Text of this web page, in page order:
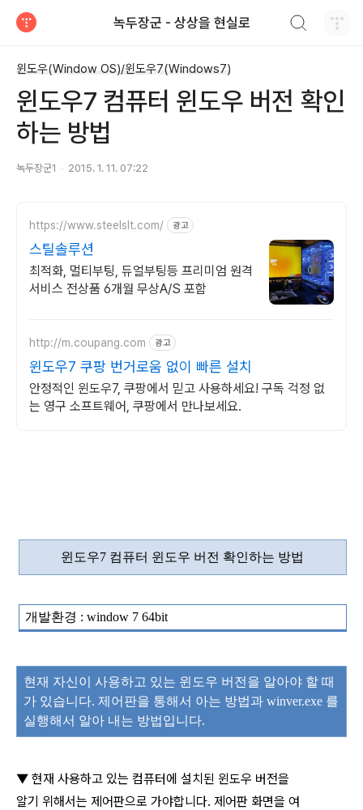
녹두장군 - 상상을 현실로
윈도우(Window OS)/윈도우7(Windows7)
윈도우7 컴퓨터 윈도우 버전 확인
하는 방법
녹두장군1 2015. 1. 11. 07:22
https://www.steelslt.com/ 광고
스틸솔루션
최적화, 멀티부팅, 듀얼부팅등 프리미엄 원격
서비스 전상품 6개월 무상A/S 포함
http://m.coupang.com 광고
윈도우7 쿠팡 번거로움 없이 빠른 설치
안정적인 윈도우7, 쿠팡에서 믿고 사용하세요! 구독 걱정 없
는 영구 소프트웨어, 쿠팡에서 만나보세요.
윈도우7 컴퓨터 윈도우 버전 확인하는 방법
개발환경 : window 7 64bit
현재 자신이 사용하고 있는 윈도우 버전을 알아야 할 때
가 있습니다. 제어판을 통해서 아는 방법과winver.exe 를
실행해서 알아 내는 방법입니다.
▼ 현재 사용하고 있는 컴퓨터에 설치된 윈도우 버전을
알기 위해서는 제어판으로 가야합니다. 제어판 화면을 여